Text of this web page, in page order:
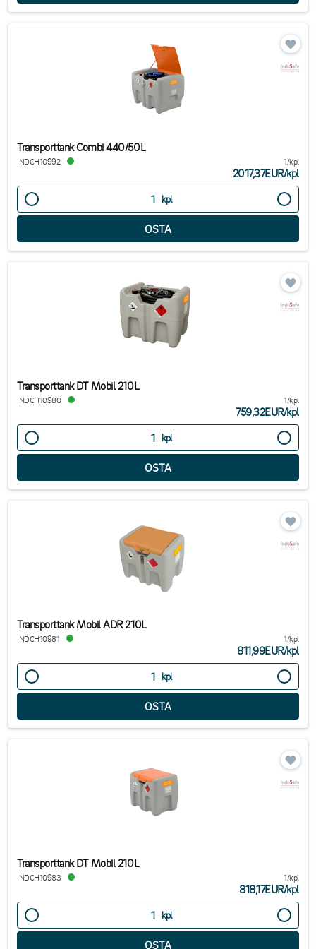
Transporttank Combi 440/50L
INDCH10992 1/kpl
2017,37EUR/kpl
kpl
Transporttank DT Mobil 210L
INDCH10980 1/kpl
759,32EUR/kpl
kpl
Transporttank Mobil ADR 210L
INDCH10981 1/kpl
811,99EUR/kpl
kpl
Transporttank DT Mobil 210L
INDCH10983 1/kpl
818,17EUR/kpl
kpl